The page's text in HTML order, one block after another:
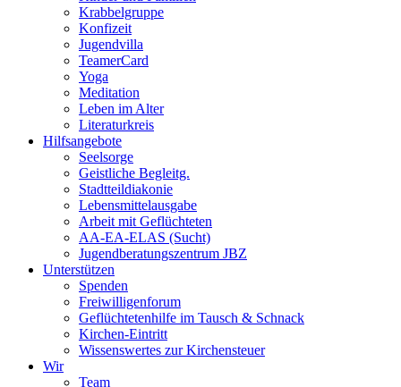
Krabbelgruppe
Konfizeit
Jugendvilla
TeamerCard
Yoga
Meditation
Leben im Alter
Literaturkreis
Hilfsangebote
Seelsorge
Geistliche Begleitg.
Stadtteildiakonie
Lebensmittelausgabe
Arbeit mit Geflüchteten
AA-EA-ELAS (Sucht)
Jugendberatungs­zentrum JBZ
Unterstützen
Spenden
Freiwilligenforum
Geflüchtetenhilfe im Tausch & Schnack
Kirchen-Eintritt
Wissenswertes zur Kirchensteuer
Wir
Team